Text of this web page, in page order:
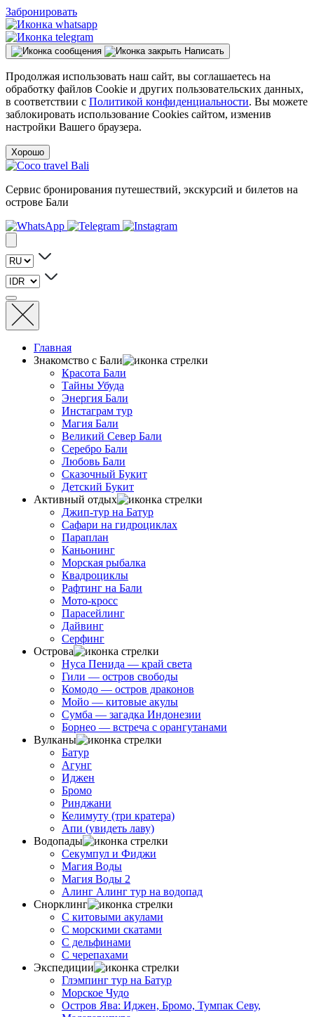
Забронировать
Написать
Продолжая использовать наш сайт, вы соглашаетесь на
обработку файлов Cookie и других пользовательских данных,
в соответствии с Политикой конфиденциальности. Вы можете
заблокировать использование Cookies сайтом, изменив
настройки Вашего браузера.
Хорошо
Сервис бронирования путешествий, экскурсий и билетов на
острове Бали
Главная
Знакомство с Бали
Красота Бали
Тайны Убуда
Энергия Бали
Инстаграм тур
Магия Бали
Великий Север Бали
Серебро Бали
Любовь Бали
Сказочный Букит
Детский Букит
Активный отдых
Джип-тур на Батур
Сафари на гидроциклах
Параплан
Каньонинг
Морская рыбалка
Квадроциклы
Рафтинг на Бали
Мото-кросс
Парасейлинг
Дайвинг
Серфинг
Острова
Нуса Пенида — край света
Гили — остров свободы
Комодо — остров драконов
Мойо — китовые акулы
Cумба — загадка Индонезии
Борнео — встреча с орангутанами
Вулканы
Батур
Агунг
Иджен
Бромо
Ринджани
Келимуту (три кратера)
Апи (увидеть лаву)
Водопады
Секумпул и Фиджи
Магия Воды
Магия Воды 2
Алинг Алинг тур на водопад
Снорклинг
С китовыми акулами
C морскими скатами
С дельфинами
С черепахами
Экспедиции
Глэмпинг тур на Батур
Морское Чудо
Остров Ява: Иджен, Бромо, Тумпак Севу,